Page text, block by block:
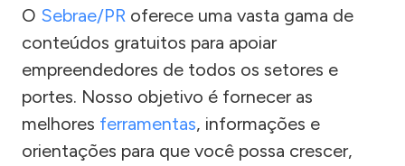
O Sebrae/PR oferece uma vasta gama de
conteúdos gratuitos para apoiar
empreendedores de todos os setores e
portes. Nosso objetivo é fornecer as
melhores ferramentas, informações e
orientações para que você possa crescer,